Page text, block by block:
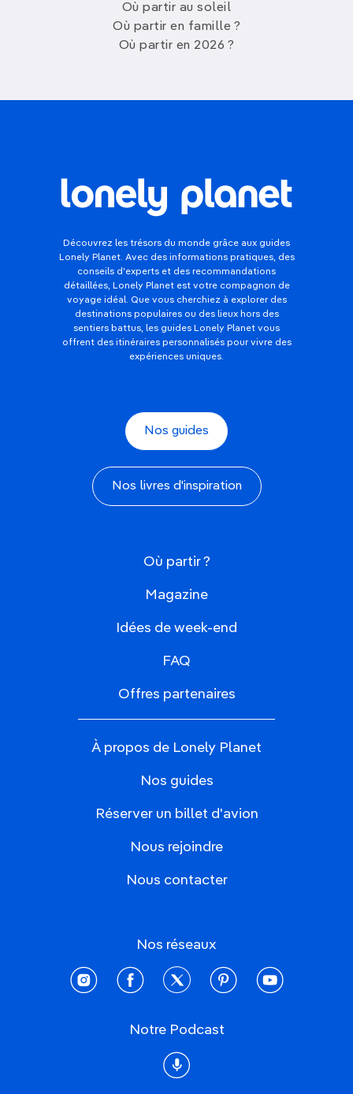
Où partir au soleil
Où partir en famille ?
Où partir en 2026 ?
Découvrez les trésors du monde grâce aux guides
Lonely Planet. Avec des informations pratiques, des
conseils d'experts et des recommandations
détaillées, Lonely Planet est votre compagnon de
voyage idéal. Que vous cherchiez à explorer des
destinations populaires ou des lieux hors des
sentiers battus, les guides Lonely Planet vous
offrent des itinéraires personnalisés pour vivre des
expériences uniques.
Nos guides
Nos livres d'inspiration
Où partir ?
Magazine
Idées de week-end
FAQ
Offres partenaires
À propos de Lonely Planet
Nos guides
Réserver un billet d'avion
Nous rejoindre
Nous contacter
Nos réseaux
instagramfacebooktwitter pinterestyoutube
Notre Podcast
Podcast